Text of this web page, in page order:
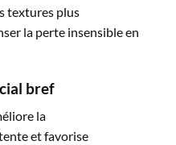
textures plus
la perte insensible en
bref
la
et favorise